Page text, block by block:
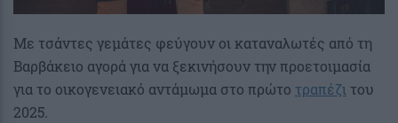
Με τσάντες γεμάτες φεύγουν οι καταναλωτές από τη
Βαρβάκειο αγορά για να ξεκινήσουν την προετοιμασία
για το οικογενειακό αντάμωμα στο πρώτο τραπέζιτου
2025.